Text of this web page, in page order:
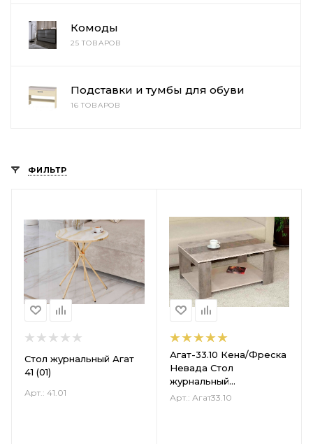
Комоды
25 ТОВАРОВ
Подставки и тумбы для обуви
16 ТОВАРОВ
ФИЛЬТР
Стол журнальный Агат
41 (01)
Арт.: 41.01
Агат-33.10 Кена/Фреска
Невада Стол
журнальный
900х600х450
Арт.: Агат33.10